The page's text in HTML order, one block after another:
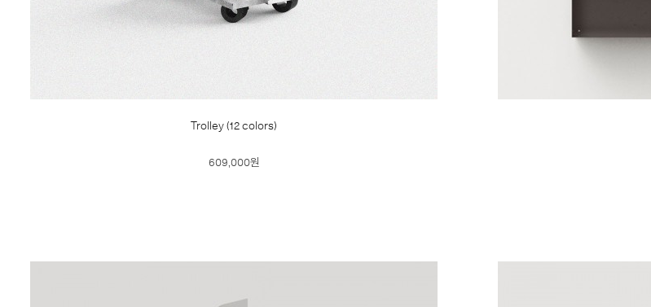
Trolley (12 colors)
609,000원